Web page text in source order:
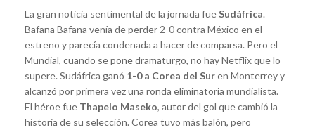
La gran noticia sentimental de la jornada fueSudáfrica.
Bafana Bafana venía de perder 2-0 contra México en el
estreno y parecía condenada a hacer de comparsa. Pero el
Mundial, cuando se pone dramaturgo, no hay Netflix que lo
supere. Sudáfrica ganó 1-0 a Corea del Suren Monterrey y
alcanzó por primera vez una ronda eliminatoria mundialista.
El héroe fue Thapelo Maseko, autor del gol que cambió la
historia de su selección. Corea tuvo más balón, pero